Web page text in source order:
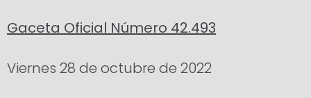
Gaceta Oficial Número 42.493
Viernes 28 de octubre de 2022